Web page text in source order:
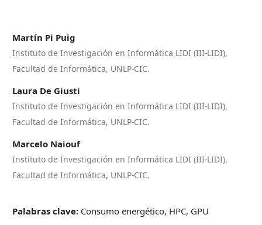
Martín Pi Puig
Instituto de Investigación en Informática LIDI (III-LIDI),
Facultad de Informática, UNLP-CIC.
Laura De Giusti
Instituto de Investigación en Informática LIDI (III-LIDI),
Facultad de Informática, UNLP-CIC.
Marcelo Naiouf
Instituto de Investigación en Informática LIDI (III-LIDI),
Facultad de Informática, UNLP-CIC.
Palabras clave: Consumo energético, HPC, GPU